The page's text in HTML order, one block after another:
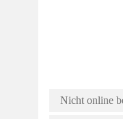
Nicht online